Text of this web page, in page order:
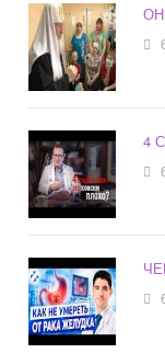
4